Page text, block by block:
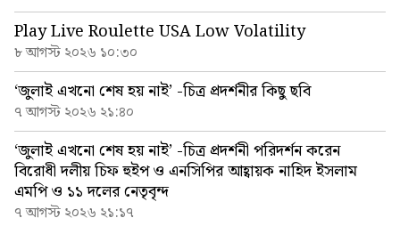
Play Live Roulette USA Low Volatility
৮ আগস্ট ২০২৬ ১০:৩০
‘জুলাই এখনো শেষ হয় নাই’ -চিত্র প্রদর্শনীর কিছু ছবি
৭ আগস্ট ২০২৬ ২১:৪০
‘জুলাই এখনো শেষ হয় নাই’ -চিত্র প্রদর্শনী পরিদর্শন করেন
বিরোধী দলীয় চিফ হুইপ ও এনসিপির আহ্বায়ক নাহিদ ইসলাম
এমপি ও ১১ দলের নেতৃবৃন্দ
৭ আগস্ট ২০২৬ ২১:১৭